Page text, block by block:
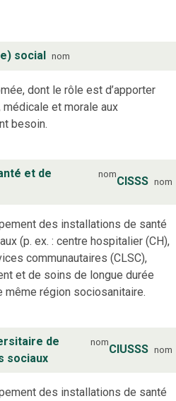
social nom
dont le rôle est d’apporter
et morale aux
besoin.
et de
nom
CISSS nom
des installations de santé
(p. ex. : centre hospitalier (CH),
communautaires (CLSC),
et de soins de longue durée
même région sociosanitaire.
de
sociaux
nom
CIUSSS nom
des installations de santé